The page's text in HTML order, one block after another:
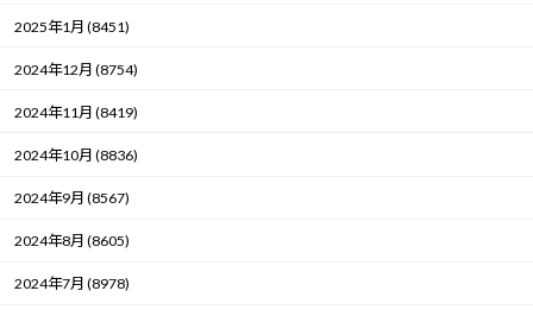
2025年1月 (8451)
2024年12月 (8754)
2024年11月 (8419)
2024年10月 (8836)
2024年9月 (8567)
2024年8月 (8605)
2024年7月 (8978)